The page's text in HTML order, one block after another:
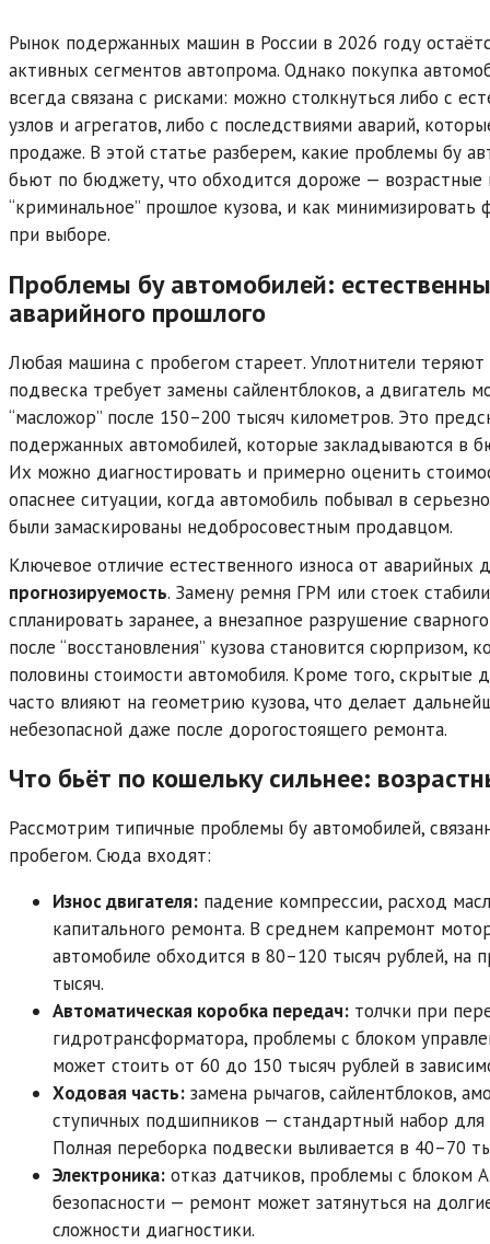
Рынок подержанных машин в России в 2026 году
активных сегментов автопрома. Однако покупка
всегда связана с рисками: можно столкнуться либо с
узлов и агрегатов, либо с последствиями аварий,
продаже. В этой статье разберем, какие проблемы бу
бьют по бюджету, что обходится дороже — возрастные
“криминальное” прошлое кузова, и как минимизировать
при выборе.
Проблемы бу автомобилей:
аварийного прошлого
Любая машина с пробегом стареет. Уплотнители теряют
подвеска требует замены сайлентблоков, а двигатель
“масложор” после 150–200 тысяч километров. Это
подержанных автомобилей, которые закладываются в
Их можно диагностировать и примерно оценить
опаснее ситуации, когда автомобиль побывал в
были замаскированы недобросовестным продавцом.
Ключевое отличие естественного износа от аварийных
прогнозируемость. Замену ремня ГРМ или стоек
спланировать заранее, а внезапное разрушение
после “восстановления” кузова становится сюрпризом,
половины стоимости автомобиля. Кроме того,
часто влияют на геометрию кузова, что делает
небезопасной даже после дорогостоящего ремонта.
Что бьёт по кошельку сильнее:
Рассмотрим типичные проблемы бу автомобилей,
пробегом. Сюда входят:
Износ двигателя: падение компрессии, расход
капитального ремонта. В среднем капремонт
автомобиле обходится в 80–120 тысяч рублей, на
тысяч.
Автоматическая коробка передач: толчки при
гидротрансформатора, проблемы с блоком
может стоить от 60 до 150 тысяч рублей в
Ходовая часть: замена рычагов, сайлентблоков,
ступичных подшипников — стандартный набор для
Полная переборка подвески выливается в 40–70
Электроника: отказ датчиков, проблемы с блоком
безопасности — ремонт может затянуться на
сложности диагностики.